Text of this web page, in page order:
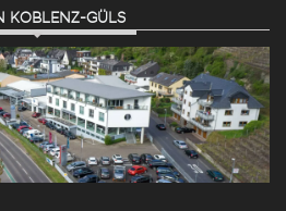
KOBLENZ-GÜLS